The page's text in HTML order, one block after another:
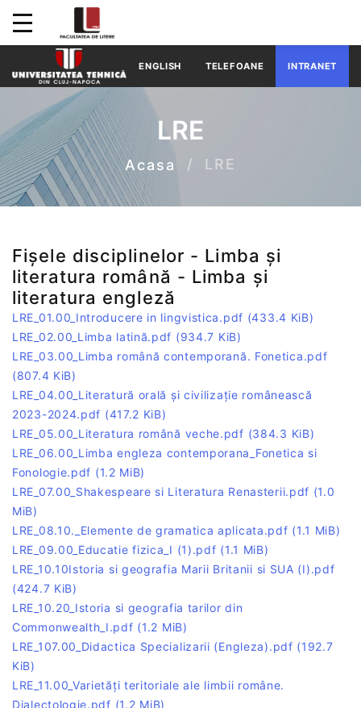
ENGLISH TELEFOANE INTRANET
LRE
Acasa LRE
Fișele disciplinelor - Limba și
literatura română - Limba și
literatura engleză
LRE_01.00_Introducere in lingvistica.pdf (433.4 KiB)
LRE_02.00_Limba latină.pdf (934.7 KiB)
LRE_03.00_Limba română contemporană. Fonetica.pdf
(807.4 KiB)
LRE_04.00_Literatură orală și civilizație românească
2023-2024.pdf (417.2 KiB)
LRE_05.00_Literatura română veche.pdf (384.3 KiB)
LRE_06.00_Limba engleza contemporana_Fonetica si
Fonologie.pdf (1.2 MiB)
LRE_07.00_Shakespeare si Literatura Renasterii.pdf (1.0
MiB)
LRE_08.10._Elemente de gramatica aplicata.pdf (1.1 MiB)
LRE_09.00_Educatie fizica_I (1).pdf (1.1 MiB)
LRE_10.10Istoria si geografia Marii Britanii si SUA (I).pdf
(424.7 KiB)
LRE_10.20_Istoria si geografia tarilor din
Commonwealth_I.pdf (1.2 MiB)
LRE_107.00_Didactica Specializarii (Engleza).pdf (192.7
KiB)
LRE_11.00_Varietăți teritoriale ale limbii române.
Dialectologie.pdf (1.2 MiB)